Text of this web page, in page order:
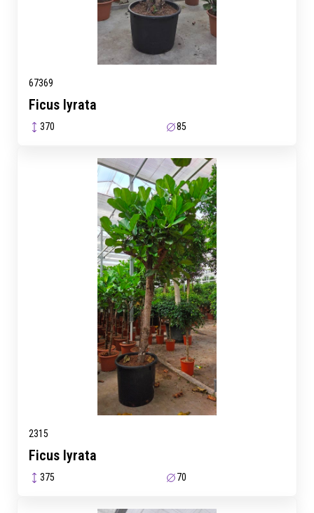
67369
Ficus lyrata
370 85
2315
Ficus lyrata
375 70